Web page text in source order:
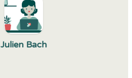
Julien Bach